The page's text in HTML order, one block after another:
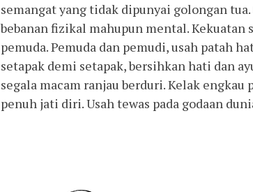
semangat yang tidak dipunyai golongan
bebanan fizikal mahupun mental. Kekuatan
pemuda. Pemuda dan pemudi, usah patah
setapak demi setapak, bersihkan hati dan
segala macam ranjau berduri. Kelak
penuh jati diri. Usah tewas pada godaan